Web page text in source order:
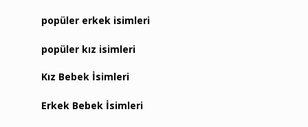
popüler erkek isimleri
popüler kız isimleri
Kız Bebek İsimleri
Erkek Bebek İsimleri